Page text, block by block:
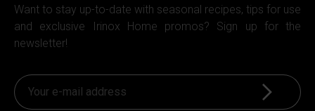
Want to stay up-to-date with seasonal recipes, tips for use
and exclusive Irinox Home promos? Sign up for the
newsletter!
Sign up